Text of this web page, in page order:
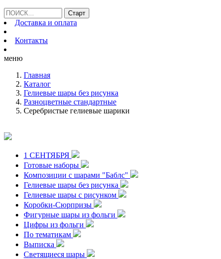
Доставка и оплата
Контакты
меню
Главная
Каталог
Гелиевые шары без рисунка
Разноцветные стандартные
Серебристые гелиевые шарики
1 СЕНТЯБРЯ
Готовые наборы
Композиции с шарами "Баблс"
Гелиевые шары без рисунка
Гелиевые шары с рисунком
Коробки-Сюрпризы
Фигурные шары из фольги
Цифры из фольги
По тематикам
Выписка
Светящиеся шары